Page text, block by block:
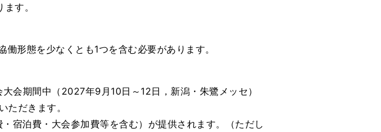
す。
形態を少なくとも1つを含む必要があります。
会期間中（2027年9月10日～12日，新潟・朱鷺メッセ）
ただきます。
宿泊費・大会参加費等を含む）が提供されます。（ただし